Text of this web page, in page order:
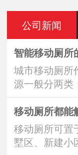
公司新闻
智能移动厕所
城市移动厕所
源一般分两类
移动厕所都能
移动厕所可置
墅区、新建小